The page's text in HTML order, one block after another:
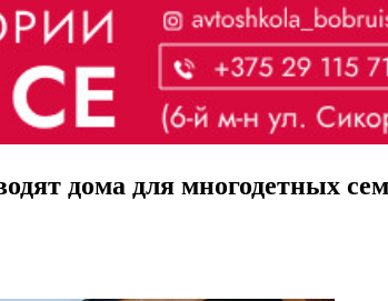
дома для многодетных